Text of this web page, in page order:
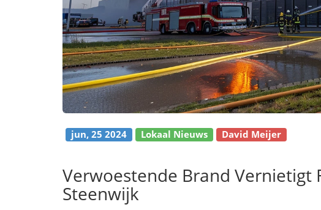
jun, 25 2024 Lokaal Nieuws David Meijer
Verwoestende Brand Vernietigt
Steenwijk